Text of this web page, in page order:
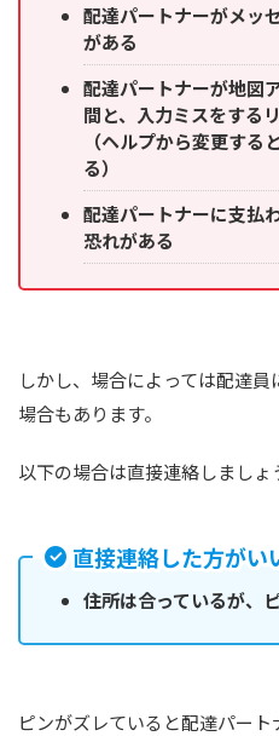
配達パートナーがメッ
がある
配達パートナーが地図
間と、入力ミスをする
（ヘルプから変更す
る）
配達パートナーに支払
恐れがある
しかし、場合によっては配達
場合もあります。
以下の場合は直接連絡しましょ
直接連絡した方がい
住所は合っているが、
ピンがズレていると配達パー